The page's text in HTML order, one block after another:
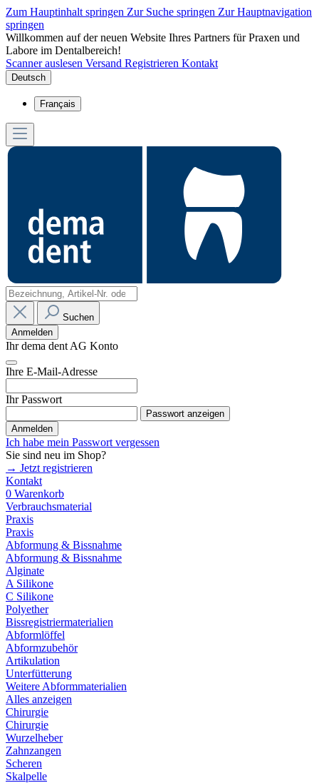
Zum Hauptinhalt springen Zur Suche springen Zur Hauptnavigation
springen
Willkommen auf der neuen Website Ihres Partners für Praxen und
Labore im Dentalbereich!
Scanner auslesen Versand Registrieren Kontakt
Deutsch
Français
Suchen
Anmelden
Ihr dema dent AG Konto
Ihre E-Mail-Adresse
Ihr Passwort
Passwort anzeigen
Anmelden
Ich habe mein Passwort vergessen
Sie sind neu im Shop?
→ Jetzt registrieren
Kontakt
0 Warenkorb
Verbrauchsmaterial
Praxis
Praxis
Abformung & Bissnahme
Abformung & Bissnahme
Alginate
A Silikone
C Silikone
Polyether
Bissregistriermaterialien
Abformlöffel
Abformzubehör
Artikulation
Unterfütterung
Weitere Abformmaterialien
Alles anzeigen
Chirurgie
Chirurgie
Wurzelheber
Zahnzangen
Scheren
Skalpelle